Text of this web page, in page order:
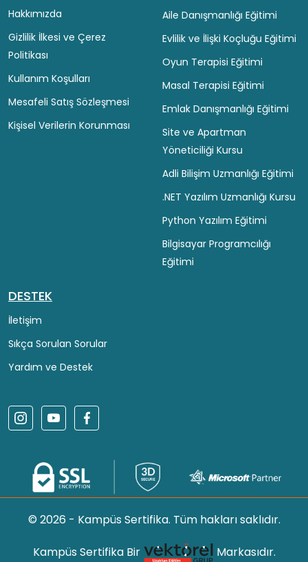
Hakkımızda
Gizlilik İlkesi ve Çerez
Politikası
Kullanım Koşulları
Mesafeli Satış Sözleşmesi
Kişisel Verilerin Korunması
Aile Danışmanlığı Eğitimi
Evlilik ve İlişki Koçluğu Eğitimi
Oyun Terapisi Eğitimi
Masal Terapisi Eğitimi
Emlak Danışmanlığı Eğitimi
Site ve Apartman
Yöneticiliği Kursu
Adli Bilişim Uzmanlığı Eğitimi
.NET Yazılım Uzmanlığı Kursu
Python Yazılım Eğitimi
Bilgisayar Programcılığı
Eğitimi
DESTEK
İletişim
Sıkça Sorulan Sorular
Yardım ve Destek
© 2026 - Kampüs Sertifika. Tüm hakları saklıdır.
Kampüs Sertifika Bir Markasıdır.